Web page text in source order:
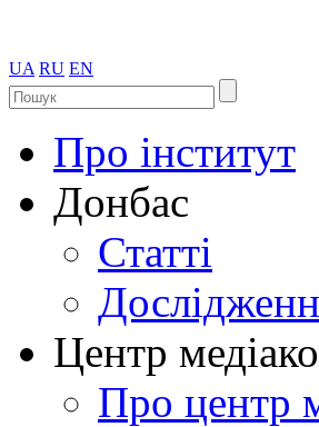
UA RU EN
Про інститут
Донбас
Статті
Центр
Про центр